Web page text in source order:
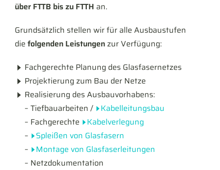
über FTTB bis zu FTTH an.
Grundsätzlich stellen wir für alle Ausbaustufen
die folgenden Leistungenzur Verfügung:
Fachgerechte Planung des Glasfasernetzes
Projektierung zum Bau der Netze
Realisierung des Ausbauvorhabens:
– Tiefbauarbeiten /
Kabelleitungsbau
– Fachgerechte
Kabelverlegung
–
Spleißen von Glasfasern
–
Montage von Glasfaserleitungen
– Netzdokumentation